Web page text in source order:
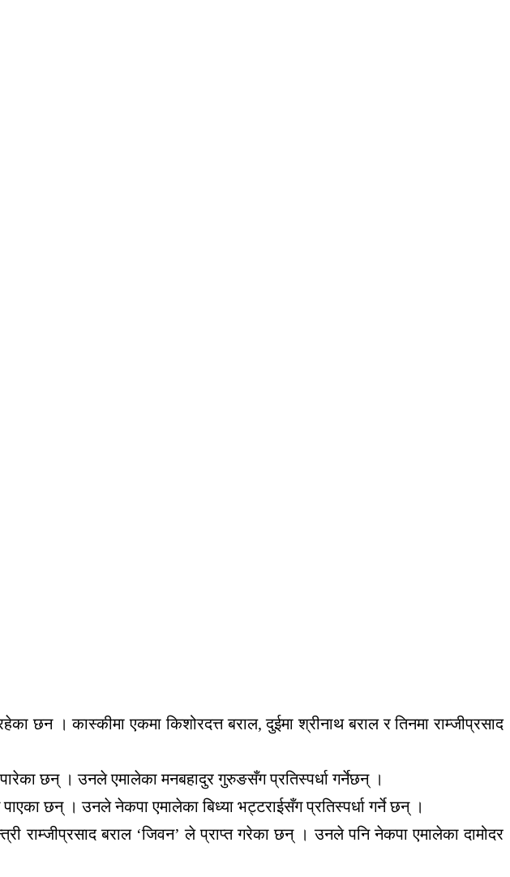
छन । कास्कीमा एकमा किशोरदत्त बराल, दुईमा श्रीनाथ बराल र तिनमा राम्जीप्रसाद
छन् । उनले एमालेका मनबहादुर गुरुङसँग प्रतिस्पर्धा गर्नेछन् ।
छन् । उनले नेकपा एमालेका बिध्या भट्टराईसँग प्रतिस्पर्धा गर्ने छन् ।
राम्जीप्रसाद बराल ‘जिवन’ ले प्राप्त गरेका छन् । उनले पनि नेकपा एमालेका दामोदर